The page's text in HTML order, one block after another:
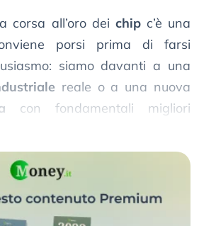
corsa all’oro dei chipc’è una
porsi prima di farsi
siamo davanti a una
reale o a una nuova
con fondamentali migliori